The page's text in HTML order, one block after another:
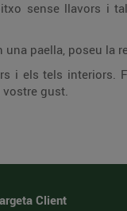
sense llavors i
paella, poseu
i els tels interiors.
vostre gust.
Client